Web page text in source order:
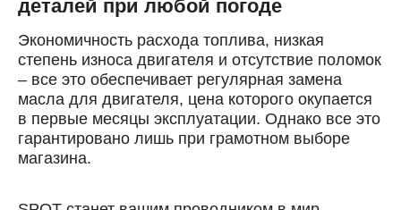
деталей при любой погоде
Экономичность расхода топлива, низкая
степень износа двигателя и отсутствие поломок
– все это обеспечивает регулярная замена
масла для двигателя, цена которого окупается
в первые месяцы эксплуатации. Однако все это
гарантировано лишь при грамотном выборе
магазина.